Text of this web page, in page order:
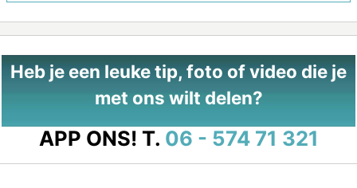
Heb je een leuke tip, foto of video die je
met ons wilt delen?
APP ONS! T. 06 - 574 71 321